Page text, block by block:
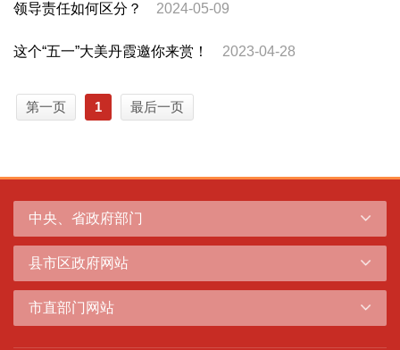
领导责任如何区分？
2024-05-09
这个“五一”大美丹霞邀你来赏！ 2023-04-28
第一页 1 最后一页
中央、省政府部门
县市区政府网站
市直部门网站